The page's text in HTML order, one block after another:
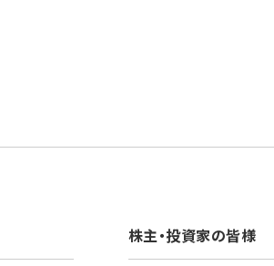
株主・投資家の皆様